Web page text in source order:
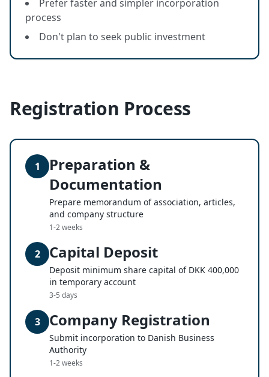
Prefer faster and simpler incorporation
process
Don't plan to seek public investment
Registration Process
1
Preparation &
Documentation
Prepare memorandum of association, articles,
and company structure
1-2 weeks
2 Capital Deposit
Deposit minimum share capital of DKK 400,000
in temporary account
3-5 days
3 Company Registration
Submit incorporation to Danish Business
Authority
1-2 weeks